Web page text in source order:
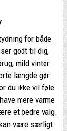
for både
godt til dig,
mild vinter
længde gør
du ikke vil føle
mere varme
et bedre valg.
være særligt